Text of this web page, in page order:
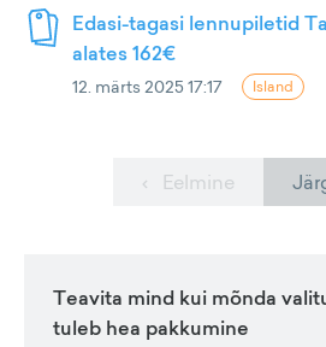
Edasi-tagasi lennupiletid
alates 162€
12. märts 2025 17:17 Island
‹ Eelmine
Teavita mind kui mõnda
tuleb hea pakkumine